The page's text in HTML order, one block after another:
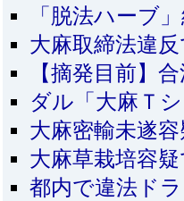
「脱法ハーブ
大麻取締法違
【摘発目前】
ダル「大麻Ｔ
大麻密輸未遂
大麻草栽培容
都内で違法ド